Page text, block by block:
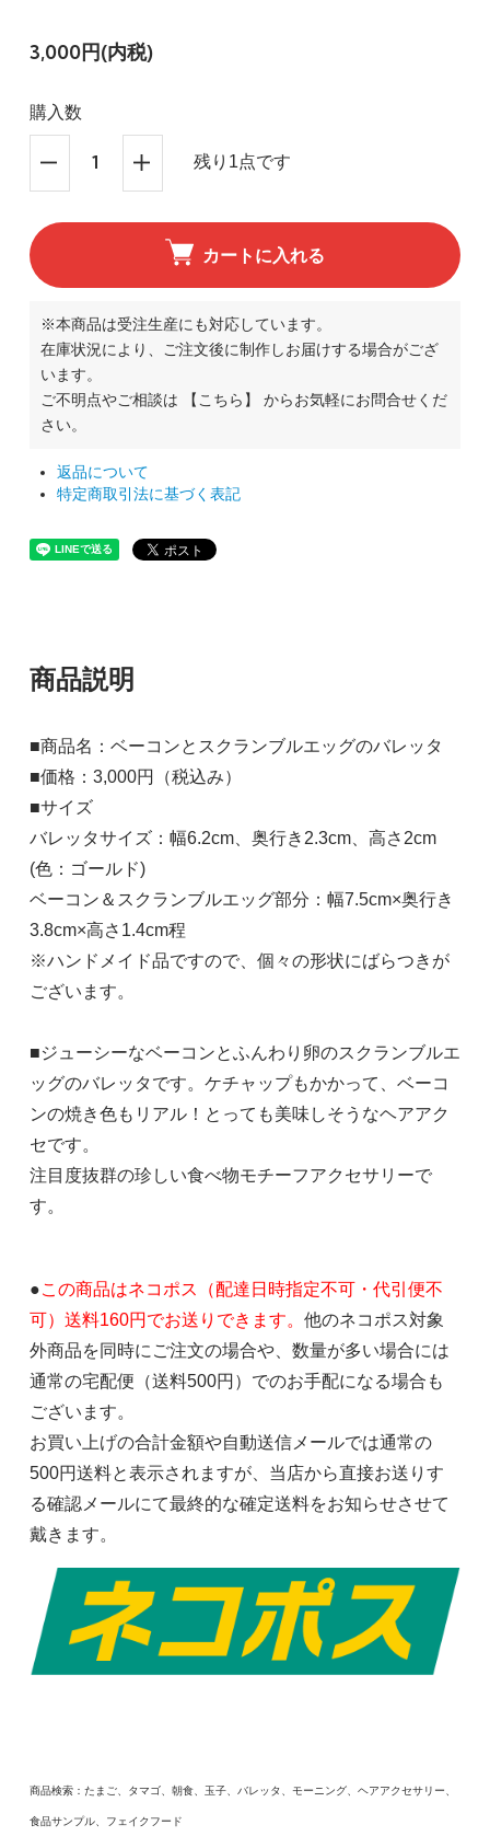
3,000円(内税)
購入数
残り1点です
カートに入れる
※本商品は受注生産にも対応しています。
在庫状況により、ご注文後に制作しお届けする場合がござ
います。
ご不明点やご相談は
【こちら】
からお気軽にお問合せくだ
さい。
返品について
特定商取引法に基づく表記
商品説明
■商品名：ベーコンとスクランブルエッグのバレッタ
■価格：3,000円（税込み）
■サイズ
バレッタサイズ：幅6.2cm、奥行き2.3cm、高さ2cm
(色：ゴールド)
ベーコン＆スクランブルエッグ部分：幅7.5cm×奥行き
3.8cm×高さ1.4cm程
※ハンドメイド品ですので、個々の形状にばらつきが
ございます。
■ジューシーなベーコンとふんわり卵のスクランブルエ
ッグのバレッタです。ケチャップもかかって、ベーコ
ンの焼き色もリアル！とっても美味しそうなヘアアク
セです。
注目度抜群の珍しい食べ物モチーフアクセサリーで
す。
●この商品はネコポス（配達日時指定不可・代引便不
可）送料160円でお送りできます。 他のネコポス対象
外商品を同時にご注文の場合や、数量が多い場合には
通常の宅配便（送料500円）でのお手配になる場合も
ございます。
お買い上げの合計金額や自動送信メールでは通常の
500円送料と表示されますが、当店から直接お送りす
る確認メールにて最終的な確定送料をお知らせさせて
戴きます。
商品検索：たまご、タマゴ、朝食、玉子、バレッタ、モーニング、ヘアアクセサリー、
食品サンプル、フェイクフード